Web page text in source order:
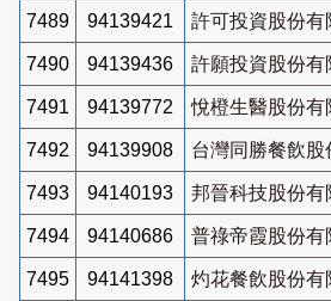
7489 94139421 許可投資股份有
7490 94139436 許願投資股份有
7491 94139772 悅橙生醫股份有
7492 94139908 台灣同勝餐飲股
7493 94140193 邦晉科技股份有
7494 94140686 普祿帝霞股份有
7495 94141398 灼花餐飲股份有